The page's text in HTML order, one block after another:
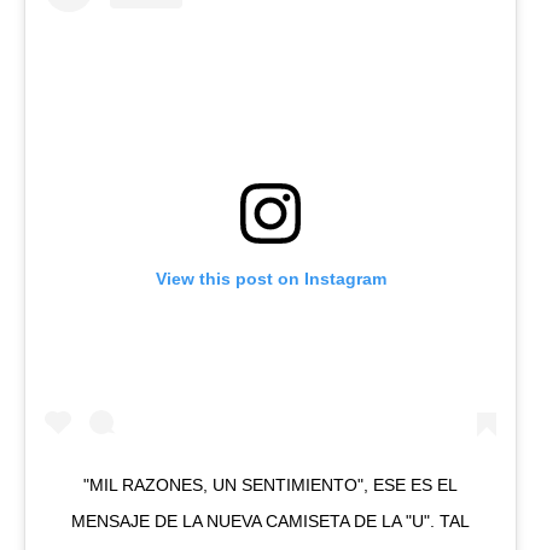
View this post on Instagram
"MIL RAZONES, UN SENTIMIENTO", ESE ES EL
MENSAJE DE LA NUEVA CAMISETA DE LA "U". TAL